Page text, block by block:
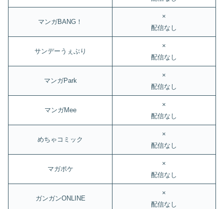
マンガBANG！
×
配信なし
サンデーうぇぶり
×
配信なし
マンガPark
×
配信なし
マンガMee
×
配信なし
めちゃコミック
×
配信なし
マガポケ
×
配信なし
ガンガンONLINE
×
配信なし